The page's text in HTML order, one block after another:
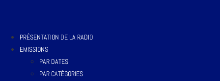
PRÉSENTATION DE LA RADIO
EMISSIONS
PAR DATES
PAR CATÉGORIES